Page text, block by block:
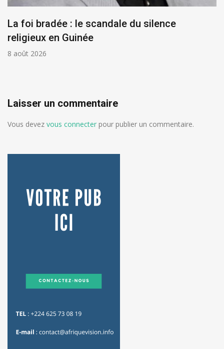
La foi bradée : le scandale du silence
religieux en Guinée
8 août 2026
Laisser un commentaire
Vous devez vous connecter pour publier un commentaire.